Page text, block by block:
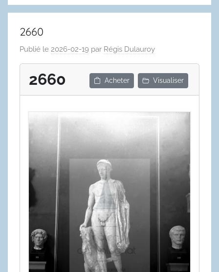
2660
Publié le 2026-02-19 par Régis Dulauroy
2660 Acheter Visualiser